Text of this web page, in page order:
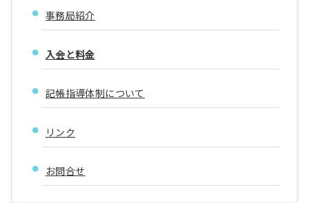
事務局紹介
入会と料金
記帳指導体制について
リンク
お問合せ